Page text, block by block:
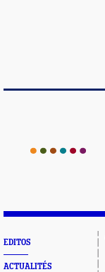
EDITOS
ACTUALITÉS